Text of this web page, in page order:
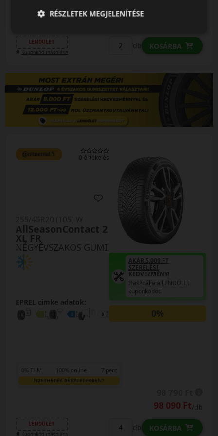
LENDÜLET
Kuponkód másolása
db KOSÁRBA
0 értékelés
NÉGYÉVSZAKOS GUMI
AllSeasonContact 2
XL FR
EPREL cimke adatok:
AKÁR 5.000 FT
SZERELÉSI
KEDVEZMÉNY!
Használja a LENDÜLET
kuponkódot!
0%
0% THM 100% online 7 perc
FIZETHETEK RÉSZLETEKBEN?
98 090 Ft/db
LENDÜLET
Kuponkód másolása
db KOSÁRBA
RÉSZLETEK MEGJELENÍTÉSE